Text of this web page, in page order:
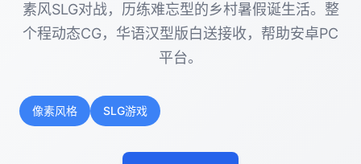
素风SLG对战，历练难忘型的乡村暑假诞生活。整
个程动态CG，华语汉型版白送接收，帮助安卓PC
平台。
像素风格 SLG游戏